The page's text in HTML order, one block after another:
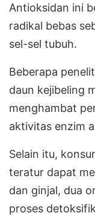
Antioksidan ini
radikal bebas
sel-sel tubuh.
Beberapa
daun kejibeling
menghambat
aktivitas enzim
Selain itu,
teratur dapat
dan ginjal, dua
proses